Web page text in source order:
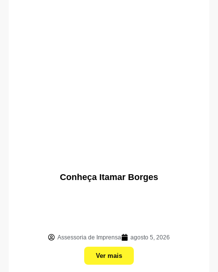
Conheça Itamar Borges
Assessoria de Imprensa agosto 5, 2026
Ver mais